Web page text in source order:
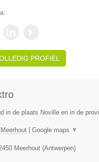
PROFIEL
in de plaats Noville en in de
Meerhout| Google maps ▼
Meerhout(Antwerpen)